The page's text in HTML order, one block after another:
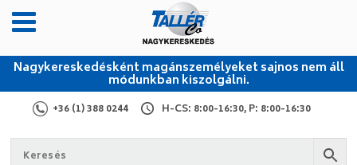
Nagykereskedésként magánszemélyeket sajnos nem áll
módunkban kiszolgálni.
+36 (1) 388 0244 H-CS: 8:00-16:30, P: 8:00-16:30